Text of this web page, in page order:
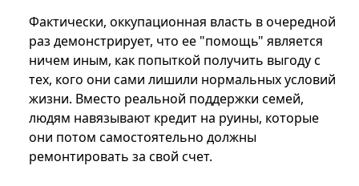
Фактически, оккупационная власть в очередной
раз демонстрирует, что ее "помощь" является
ничем иным, как попыткой получить выгоду с
тех, кого они сами лишили нормальных условий
жизни. Вместо реальной поддержки семей,
людям навязывают кредит на руины, которые
они потом самостоятельно должны
ремонтировать за свой счет.